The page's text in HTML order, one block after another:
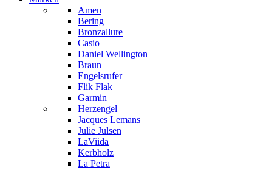
Amen
Bering
Bronzallure
Casio
Daniel Wellington
Braun
Engelsrufer
Flik Flak
Garmin
Herzengel
Jacques Lemans
Julie Julsen
LaViida
Kerbholz
La Petra